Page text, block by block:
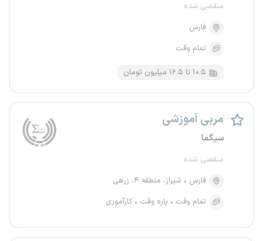
منقضی شده
فارس
تمام وقت
۱۰.۵ تا ۱۶.۵ میلیون تومان
مربی آموزشی
سیگما
منقضی شده
فارس
شیراز، منطقه ۴، زرهی
تمام وقت
پاره وقت کارآموزی